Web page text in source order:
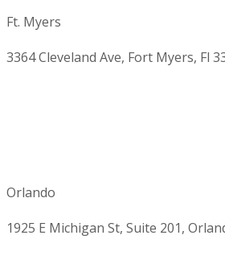
Ft. Myers
3364 Cleveland Ave, Fort Myers, Fl
Orlando
1925 E Michigan St, Suite 201,